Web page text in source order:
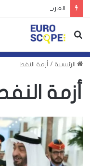
الغارديان: توظيف
بحث
الرئيسية / أزمة النفط
أزمة